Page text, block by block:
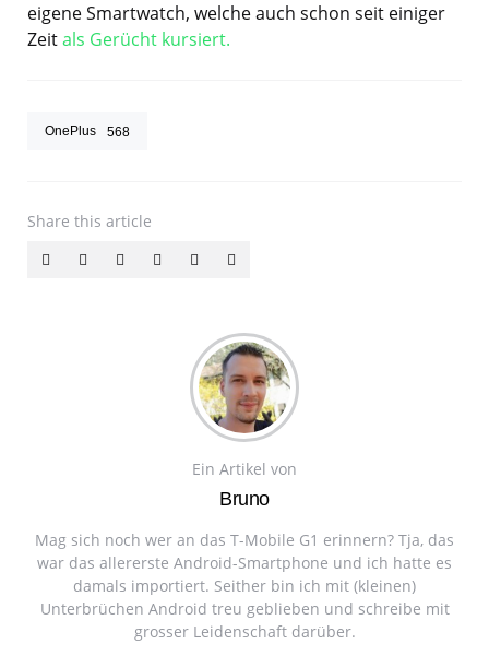
eigene Smartwatch, welche auch schon seit einiger
Zeitals Gerücht kursiert.
OnePlus 568
Share this article
Ein Artikel von
Bruno
Mag sich noch wer an das T-Mobile G1 erinnern? Tja, das
war das allererste Android-Smartphone und ich hatte es
damals importiert. Seither bin ich mit (kleinen)
Unterbrüchen Android treu geblieben und schreibe mit
grosser Leidenschaft darüber.